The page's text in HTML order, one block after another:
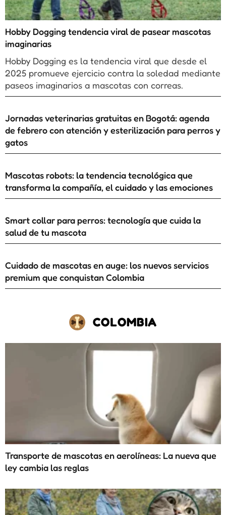
Hobby Dogging tendencia viral de pasear mascotas
imaginarias
Hobby Dogging es la tendencia viral que desde el
2025 promueve ejercicio contra la soledad mediante
paseos imaginarios a mascotas con correas.
Jornadas veterinarias gratuitas en Bogotá: agenda
de febrero con atención y esterilización para perros y
gatos
Mascotas robots: la tendencia tecnológica que
transforma la compañía, el cuidado y las emociones
Smart collar para perros: tecnología que cuida la
salud de tu mascota
Cuidado de mascotas en auge: los nuevos servicios
premium que conquistan Colombia
COLOMBIA
Transporte de mascotas en aerolíneas: La nueva que
ley cambia las reglas